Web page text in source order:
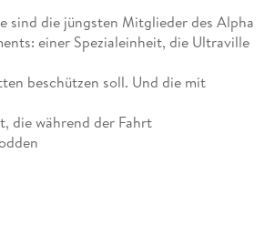
sind die jüngsten Mitglieder des Alpha
einer Spezialeinheit, die Ultraville
beschützen soll. Und die mit
die während der Fahrt